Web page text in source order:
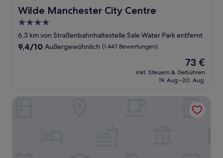
Wilde Manchester City Centre
Wilde Manchester City Centre
4.0-
Sterne-
Unterkunft
6,3 km von Straßenbahnhaltestelle Sale Water Park entfernt
9.4
9,4/10 Außergewöhnlich (1.447 Bewertungen)
Der
Preis
beträgt
73 €
inkl. Steuern & Gebühren
19. Aug.–20. Aug.